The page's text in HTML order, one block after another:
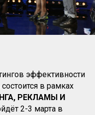
эффективности
в рамках
РЕКЛАМЫ И
2-3 марта в